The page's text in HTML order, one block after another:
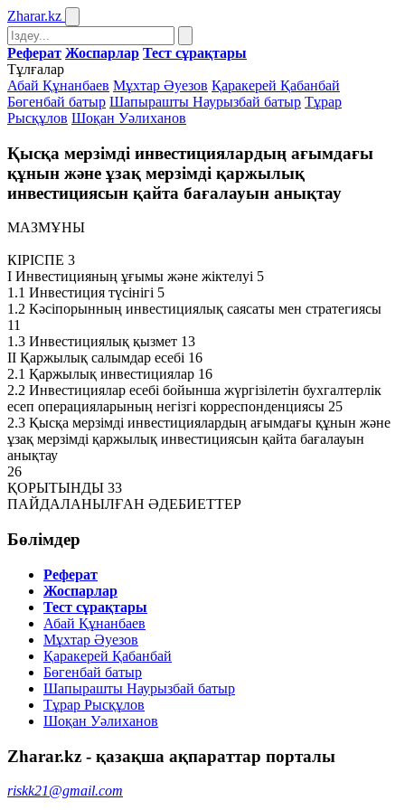
Zharar.kz
Реферат Жоспарлар Тест сұрақтары
Тұлғалар
Абай Құнанбаев Мұхтар Әуезов Қаракерей Қабанбай
Бөгенбай батыр Шапырашты Наурызбай батыр Тұрар
Рысқұлов Шоқан Уәлиханов
Қысқа мерзімді инвестициялардың ағымдағы
құнын және ұзақ мерзімді қаржылық
инвестициясын қайта бағалауын анықтау
МАЗМҰНЫ
КІРІСПЕ 3
I Инвестицияның ұғымы және жіктелуі 5
1.1 Инвестиция түсінігі 5
1.2 Кәсіпорынның инвестициялық саясаты мен стратегиясы
11
1.3 Инвестициялық қызмет 13
II Қаржылық салымдар есебі 16
2.1 Қаржылық инвестициялар 16
2.2 Инвестициялар есебі бойынша жүргізілетін бухгалтерлік
есеп операцияларының негізгі корреспонденциясы 25
2.3 Қысқа мерзімді инвестициялардың ағымдағы құнын және
ұзақ мерзімді қаржылық инвестициясын қайта бағалауын
анықтау
26
ҚОРЫТЫНДЫ 33
ПАЙДАЛАНЫЛҒАН ӘДЕБИЕТТЕР
Бөлімдер
Реферат
Жоспарлар
Тест сұрақтары
Абай Құнанбаев
Мұхтар Әуезов
Қаракерей Қабанбай
Бөгенбай батыр
Шапырашты Наурызбай батыр
Тұрар Рысқұлов
Шоқан Уәлиханов
Zharar.kz - қазақша ақпараттар порталы
riskk21@gmail.com